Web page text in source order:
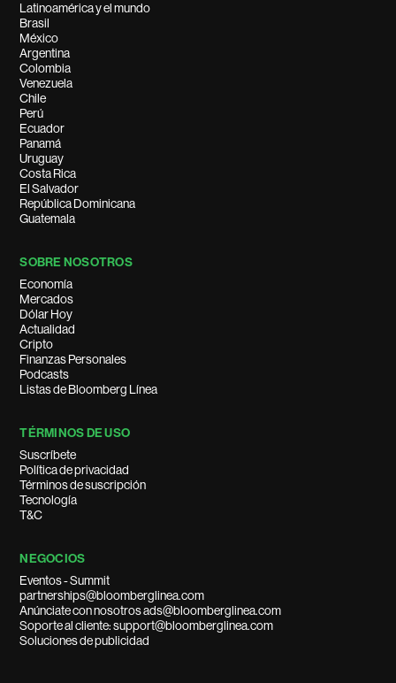
Latinoamérica y el mundo
Brasil
México
Argentina
Colombia
Venezuela
Chile
Perú
Ecuador
Panamá
Uruguay
Costa Rica
El Salvador
República Dominicana
Guatemala
SOBRE NOSOTROS
Economía
Mercados
Dólar Hoy
Actualidad
Cripto
Finanzas Personales
Podcasts
Listas de Bloomberg Línea
TÉRMINOS DE USO
Suscríbete
Política de privacidad
Términos de suscripción
Tecnología
T&C
NEGOCIOS
Eventos - Summit
partnerships@bloomberglinea.com
Anúnciate con nosotros ads@bloomberglinea.com
Soporte al cliente: support@bloomberglinea.com
Soluciones de publicidad